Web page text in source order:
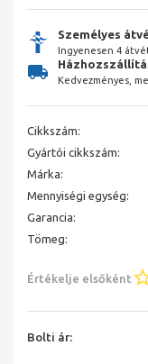
Személyes
Ingyenesen 4
Kedvezményes,
Cikkszám:
Gyártói cikkszám:
Márka:
Mennyiségi egység:
Garancia:
Tömeg:
Értékelje elsőként
Bolti ár: